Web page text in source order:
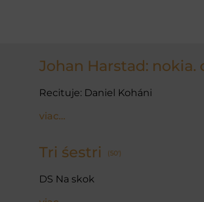
Johan Harstad:
Recituje: Daniel Koháni
viac…
Tri śestri (50')
DS Na skok